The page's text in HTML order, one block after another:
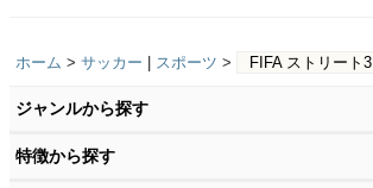
ホーム > サッカー スポーツ > FIFA ストリート3
ジャンルから探す
特徴から探す